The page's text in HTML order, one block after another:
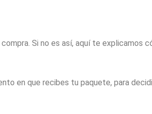
Si no es así, aquí te explicamos
en que recibes tu paquete, para